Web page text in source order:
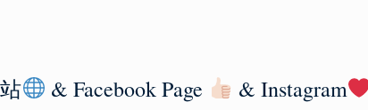
& Facebook Page & Instagram